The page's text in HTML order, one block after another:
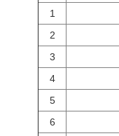
1
2
3
4
5
6